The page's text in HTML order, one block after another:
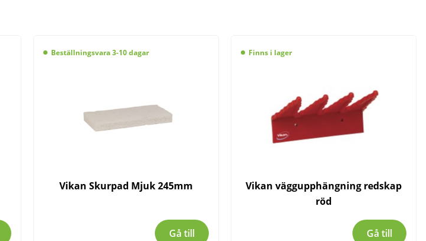
Beställningsvara 3-10 dagar
Vikan Skurpad Mjuk 245mm
Gå till
Finns i lager
Vikan väggupphängning redskap
röd
Gå till